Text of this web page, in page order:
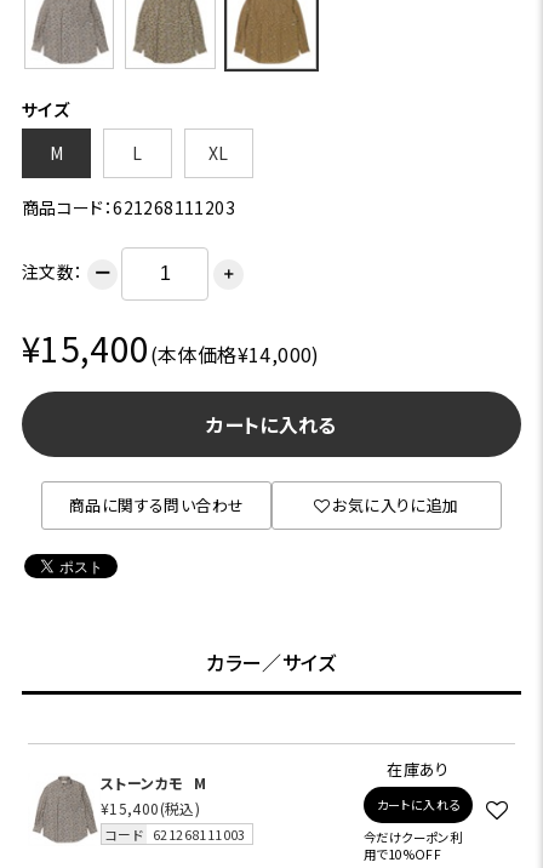
サイズ
M
L XL
商品コード：621268111203
注文数： ー ＋
¥15,400(本体価格¥14,000)
カートに入れる
商品に関する問い合わせ お気に入りに追加
カラー／サイズ
ストーンカモ
M
¥15,400(税込)
コード 621268111003
在庫あり
カートに入れる
今だけクーポン利
用で10%OFF